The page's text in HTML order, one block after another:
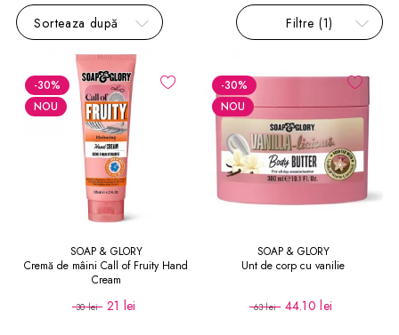
Sorteaza după Filtre (1)
-30%
NOU
SOAP & GLORY
Cremă de mâini Call of Fruity Hand
Cream
30 lei 21 lei
-30%
NOU
SOAP & GLORY
Unt de corp cu vanilie
63 lei 44.10 lei